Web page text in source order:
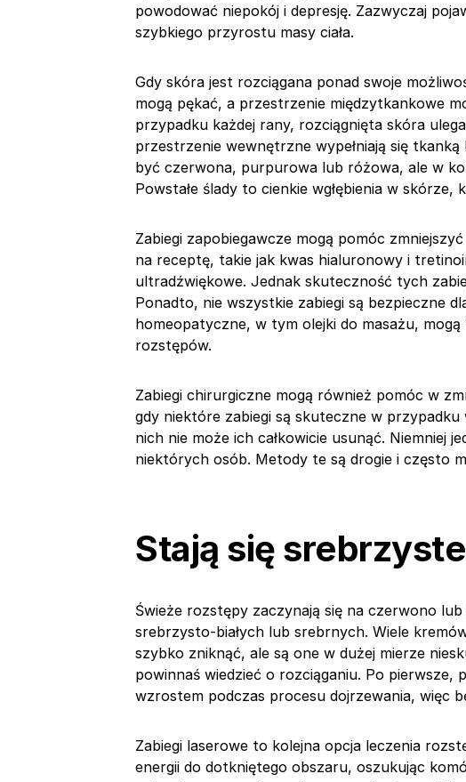
powodować niepokój i depresję. Zazwyczaj
szybkiego przyrostu masy ciała.
Gdy skóra jest rozciągana ponad swoje
mogą pękać, a przestrzenie międzytkankowe
przypadku każdej rany, rozciągnięta skóra
przestrzenie wewnętrzne wypełniają się
być czerwona, purpurowa lub różowa, ale w
Powstałe ślady to cienkie wgłębienia w skórze,
Zabiegi zapobiegawcze mogą pomóc
na receptę, takie jak kwas hialuronowy i
ultradźwiękowe. Jednak skuteczność tych
Ponadto, nie wszystkie zabiegi są bezpieczne
homeopatyczne, w tym olejki do masażu,
rozstępów.
Zabiegi chirurgiczne mogą również pomóc w
gdy niektóre zabiegi są skuteczne w
nich nie może ich całkowicie usunąć. Niemniej
niektórych osób. Metody te są drogie i często
Stają się
Świeże rozstępy zaczynają się na czerwono
srebrzysto-białych lub srebrnych. Wiele
szybko zniknąć, ale są one w dużej mierze
powinnaś wiedzieć o rozciąganiu. Po pierwsze,
wzrostem podczas procesu dojrzewania, więc
Zabiegi laserowe to kolejna opcja leczenia
energii do dotkniętego obszaru, oszukując